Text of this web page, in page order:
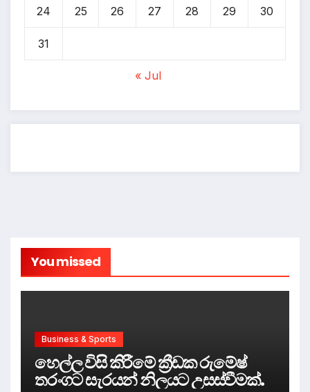
24 25 26 27 28 29 30
31
« Jul
You missed
Business & Sports
හෙල්ල විසි කිරීමේ ක්‍රීඩක රුමේෂ්
තරංගට සැරයන් නිලයට උසස්වීමක්.